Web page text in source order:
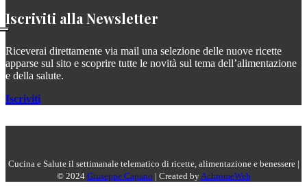
Iscriviti alla Newsletter
Riceverai direttamente via mail una selezione delle nuove ricette
apparse sul sito e scoprire tutte le novità sul tema dell’alimentazione
e della salute.
Iscriviti
Cucina e Salute il settimanale telematico di ricette, alimentazione e benessere |
© 2024 Giuseppe Capano | Created byAchromeWeb